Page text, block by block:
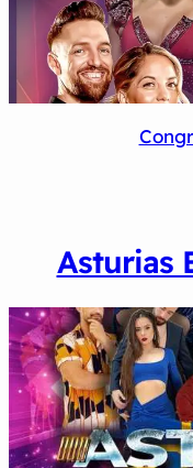
Asturias